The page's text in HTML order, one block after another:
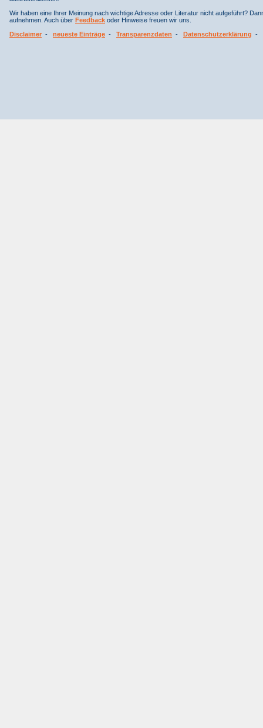
Wir haben eine Ihrer Meinung nach wichtige Adresse oder Literatur nicht aufgeführt?
aufnehmen. Auch über Feedback oder Hinweise freuen wir uns.
Disclaimer - neueste Einträge - Transparenzdaten - Datenschutzerklärung -